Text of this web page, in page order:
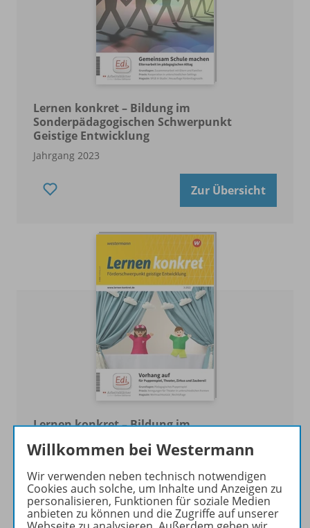
Lernen konkret – Bildung im
Sonderpädagogischen Schwerpunkt
Geistige Entwicklung
Jahrgang 2023
Zur Übersicht
Lernen konkret – Bildung im
Jahrgang 2022
Zur Übersicht
Willkommen bei Westermann
Wir verwenden neben technisch notwendigen
Cookies auch solche, um Inhalte und Anzeigen zu
personalisieren, Funktionen für soziale Medien
anbieten zu können und die Zugriffe auf unserer